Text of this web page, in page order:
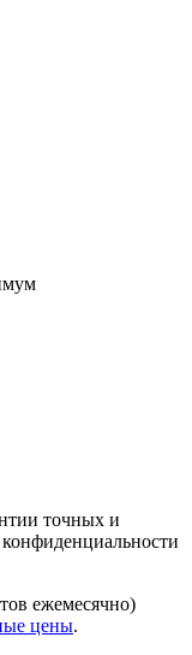
точных и
ежемесячно)
цены.